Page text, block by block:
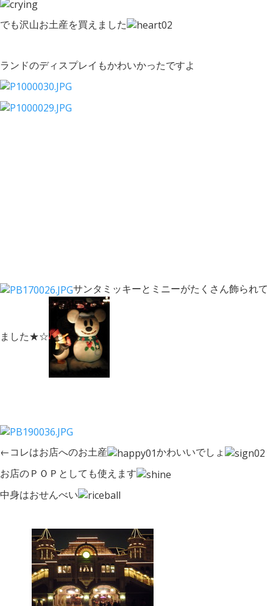
でも沢山お土産を買えました
ランドのディスプレイもかわいかったですよ
サンタミッキーとミニーがたくさん飾られて
ました★☆
←コレはお店へのお土産
かわいいでしょ
お店のＰＯＰとしても使えます
中身はおせんべい